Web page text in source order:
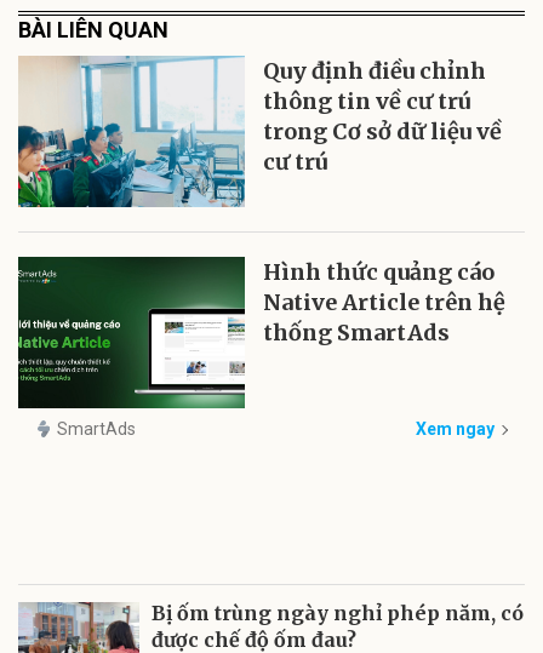
BÀI LIÊN QUAN
Quy định điều chỉnh
thông tin về cư trú
trong Cơ sở dữ liệu về
cư trú
Hình thức quảng cáo
Native Article trên hệ
thống SmartAds
SmartAds Xem ngay
Bị ốm trùng ngày nghỉ phép năm, có
được chế độ ốm đau?